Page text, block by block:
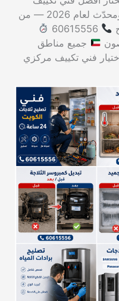
مركزي في الكويت؟ دليل شامل ومحدّث لعام 2026 — من
جميع مناطق
فني تكييف مركزي